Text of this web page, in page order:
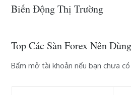
Biến Động Thị Trường
Top Các Sàn Forex Nên Dùng
Bấm mở tài khoản nếu bạn chưa